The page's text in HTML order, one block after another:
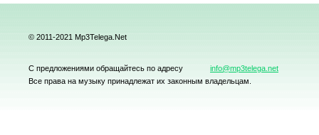
© 2011-2021 Mp3Telega.Net
С предложениями обращайтесь по адресу
info@mp3telega.net
Все права на музыку принадлежат их законным владельцам.